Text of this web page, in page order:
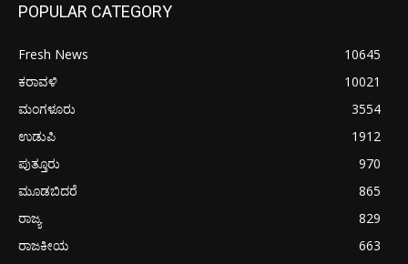
POPULAR CATEGORY
Fresh News
10645
ಕರಾವಳಿ
10021
ಮಂಗಳೂರು
3554
ಉಡುಪಿ
1912
ಪುತ್ತೂರು
970
ಮೂಡಬಿದರೆ
865
ರಾಜ್ಯ
829
ರಾಜಕೀಯ
663